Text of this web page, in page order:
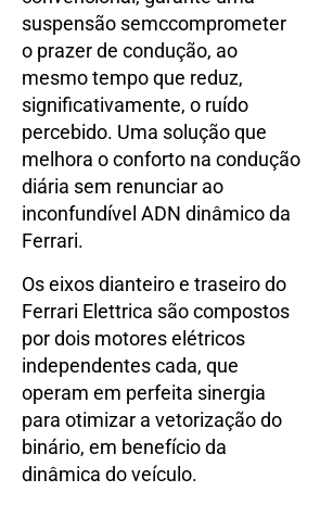
suspensão semccomprometer
o prazer de condução, ao
mesmo tempo que reduz,
significativamente, o ruído
percebido. Uma solução que
melhora o conforto na condução
diária sem renunciar ao
inconfundível ADN dinâmico da
Ferrari.
Os eixos dianteiro e traseiro do
Ferrari Elettrica são compostos
por dois motores elétricos
independentes cada, que
operam em perfeita sinergia
para otimizar a vetorização do
binário, em benefício da
dinâmica do veículo.